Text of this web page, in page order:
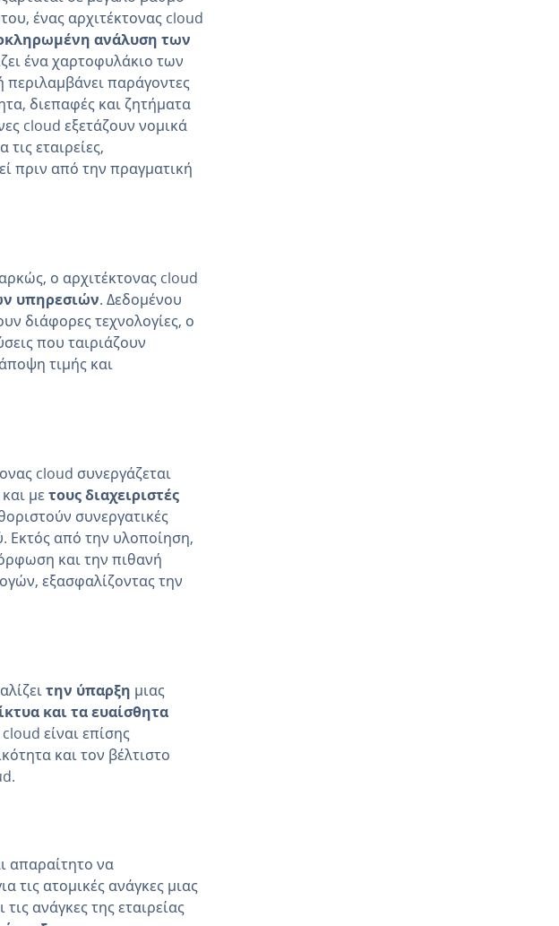
ένας αρχιτέκτονας cloud
ανάλυση των
ένα χαρτοφυλάκιο των
παράγοντες
διεπαφές και ζητήματα
cloud εξετάζουν νομικά
εταιρείες,
πριν από την πραγματική
ο αρχιτέκτονας cloud
υπηρεσιών. Δεδομένου
διάφορες τεχνολογίες, ο
που ταιριάζουν
τιμής και
cloud συνεργάζεται
με τους διαχειριστές
συνεργατικές
Εκτός από την υλοποίηση,
και την πιθανή
εξασφαλίζοντας την
την ύπαρξη μιας
και τα ευαίσθητα
είναι επίσης
και τον βέλτιστο
απαραίτητο να
τις ατομικές ανάγκες μιας
ανάγκες της εταιρείας